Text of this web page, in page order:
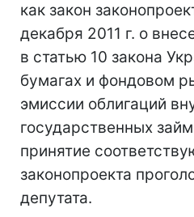
как закон
декабря 2011 г. о
в статью 10 закона
бумагах и фондовом
эмиссии облигаций
государственных
принятие
законопроекта
депутата.